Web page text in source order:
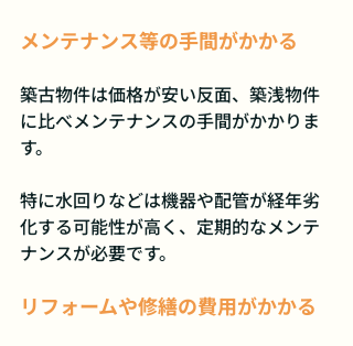
メンテナンス等の手間がかかる
築古物件は価格が安い反面、築浅物件
に比べメンテナンスの手間がかかりま
す。
特に水回りなどは機器や配管が経年劣
化する可能性が高く、定期的なメンテ
ナンスが必要です。
リフォームや修繕の費用がかかる